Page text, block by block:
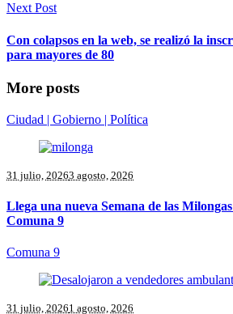
Next Post
Con colapsos en la web, se realizó la
para mayores de 80
More posts
Ciudad | Gobierno | Política
31 julio, 20263 agosto, 2026
Llega una nueva Semana de las
Comuna 9
Comuna 9
31 julio, 20261 agosto, 2026